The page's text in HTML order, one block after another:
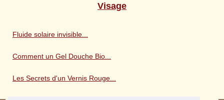
Visage
Fluide solaire invisible...
Comment un Gel Douche Bio...
Les Secrets d'un Vernis Rouge...